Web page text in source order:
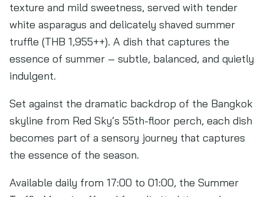
texture and mild sweetness, served with tender
white asparagus and delicately shaved summer
truffle (THB 1,955++). A dish that captures the
essence of summer – subtle, balanced, and quietly
indulgent.
Set against the dramatic backdrop of the Bangkok
skyline from Red Sky’s 55th-floor perch, each dish
becomes part of a sensory journey that captures
the essence of the season.
Available daily from 17:00 to 01:00, the Summer